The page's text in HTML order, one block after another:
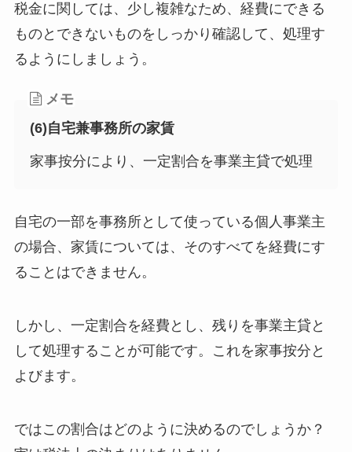
税金に関しては、少し複雑なため、経費にできる
ものとできないものをしっかり確認して、処理す
るようにしましょう。
メモ
(6)自宅兼事務所の家賃
家事按分により、一定割合を事業主貸で処理
自宅の一部を事務所として使っている個人事業主
の場合、家賃については、そのすべてを経費にす
ることはできません。
しかし、一定割合を経費とし、残りを事業主貸と
して処理することが可能です。これを家事按分と
よびます。
ではこの割合はどのように決めるのでしょうか？